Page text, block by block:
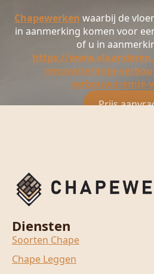
Chapewerken waarbij de
in aanmerking komen voor
of u in
https://
renovatie/mijn-
verbouwpremie-
Prijs
Diensten
Soorten Chape
Chape Leggen